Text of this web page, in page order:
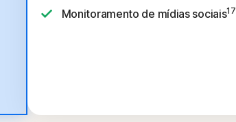
Monitoramento de mídias sociais17